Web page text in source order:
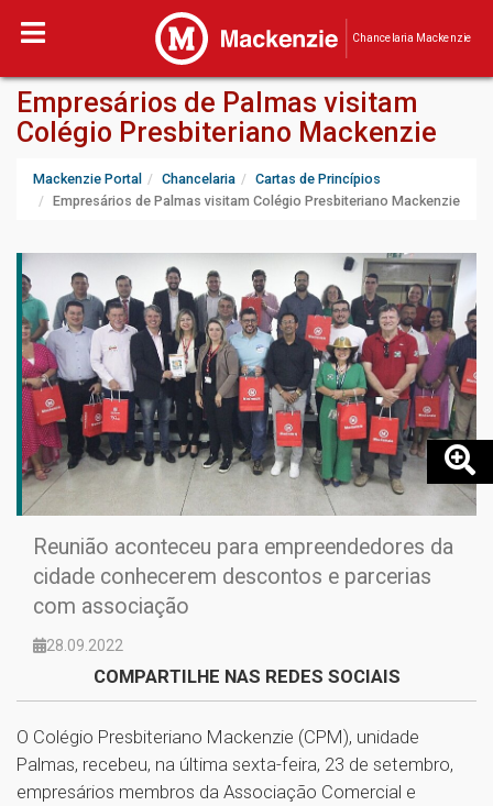
Chancelaria Mackenzie
Empresários de Palmas visitam
Colégio Presbiteriano Mackenzie
Mackenzie Portal Chancelaria
Cartas de Princípios
Empresários de Palmas visitam Colégio Presbiteriano Mackenzie
Reunião aconteceu para empreendedores da
cidade conhecerem descontos e parcerias
com associação
28.09.2022
COMPARTILHE NAS REDES SOCIAIS
O Colégio Presbiteriano Mackenzie (CPM), unidade
Palmas, recebeu, na última sexta-feira, 23 de setembro,
empresários membros da Associação Comercial e